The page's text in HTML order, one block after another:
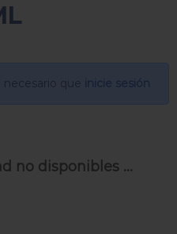
que
no disponibles ...